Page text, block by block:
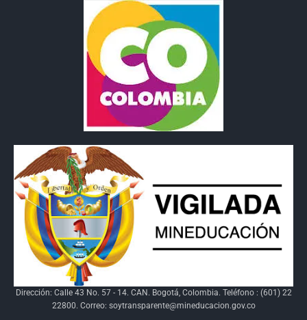
Dirección: Calle 43 No. 57 - 14. CAN. Bogotá, Colombia. Teléfono : (601) 22
22800. Correo: soytransparente@mineducacion.gov.co